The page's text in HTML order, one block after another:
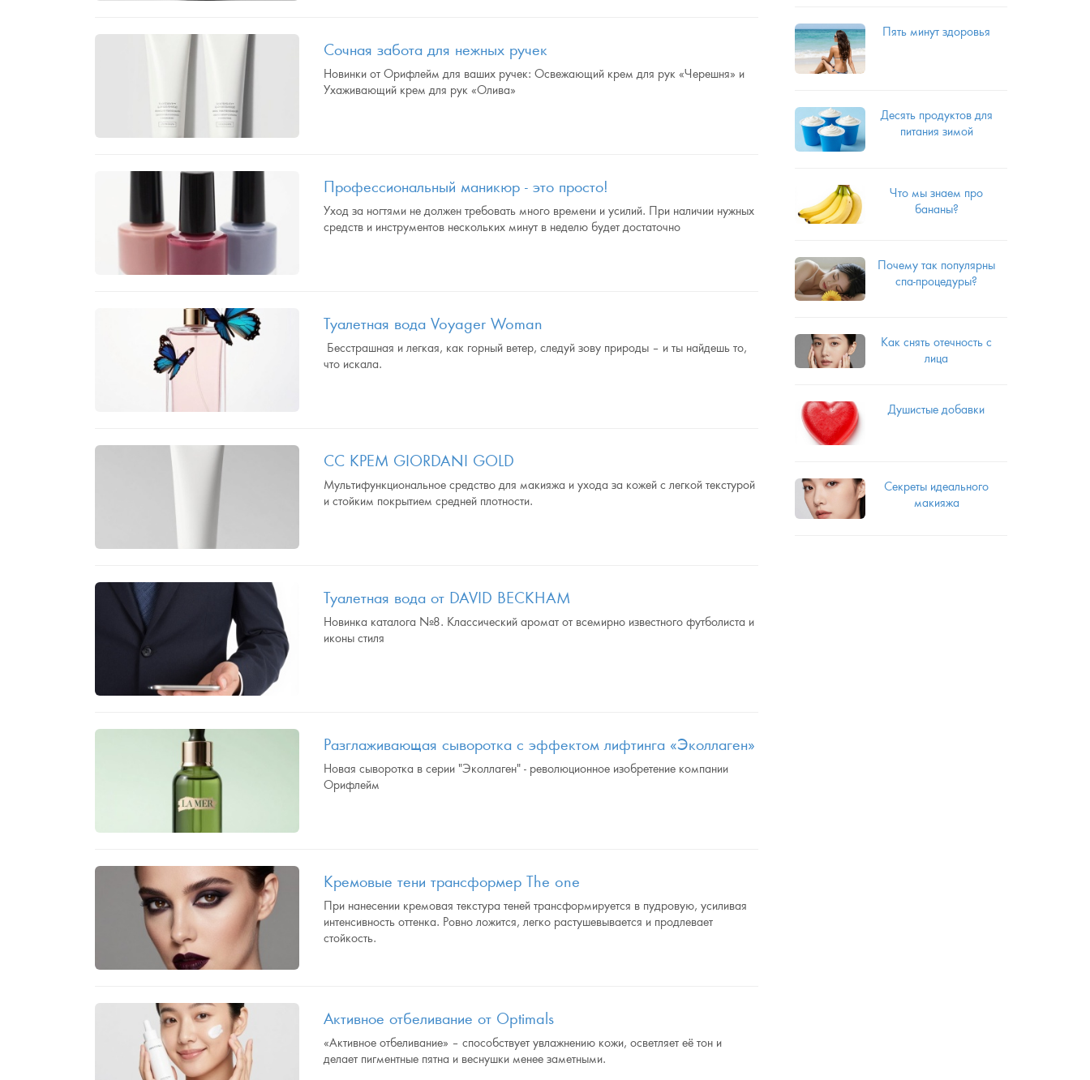
Сочная забота для нежных ручек
Новинки от Орифлейм для ваших ручек: Освежающий крем для рук «Черешня» и
Ухаживающий крем для рук «Олива»
Профессиональный маникюр - это просто!
Уход за ногтями не должен требовать много времени и усилий. При наличии нужных
средств и инструментов нескольких минут в неделю будет достаточно
Туалетная вода Voyager Woman
Бесстрашная и легкая, как горный ветер, следуй зову природы – и ты найдешь то,
что искала.
СС КРЕМ GIORDANI GOLD
Мультифункциональное средство для макияжа и ухода за кожей с легкой текстурой
и стойким покрытием средней плотности.
Туалетная вода от DAVID BECKHAM
Новинка каталога №8. Классический аромат от всемирно известного футболиста и
иконы стиля
Разглаживающая сыворотка с эффектом лифтинга «Эколлаген»
Новая сыворотка в серии "Эколлаген" - революционное изобретение компании
Орифлейм
Кремовые тени трансформер The one
При нанесении кремовая текстура теней трансформируется в пудровую, усиливая
интенсивность оттенка. Ровно ложится, легко растушевывается и продлевает
стойкость.
Активное отбеливание от Optimals
«Активное отбеливание» – способствует увлажнению кожи, осветляет её тон и
делает пигментные пятна и веснушки менее заметными.
Пять минут здоровья
Десять продуктов для
питания зимой
Что мы знаем про
бананы?
Почему так популярны
спа-процедуры?
Как снять отечность с
лица
Душистые добавки
Секреты идеального
макияжа